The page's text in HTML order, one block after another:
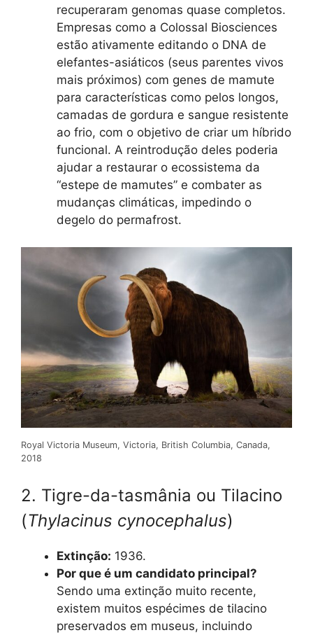
recuperaram genomas quase completos.
Empresas como a Colossal Biosciences
estão ativamente editando o DNA de
elefantes-asiáticos (seus parentes vivos
mais próximos) com genes de mamute
para características como pelos longos,
camadas de gordura e sangue resistente
ao frio, com o objetivo de criar um híbrido
funcional. A reintrodução deles poderia
ajudar a restaurar o ecossistema da
“estepe de mamutes” e combater as
mudanças climáticas, impedindo o
degelo do permafrost.
Royal Victoria Museum, Victoria, British Columbia, Canada,
2018
2. Tigre-da-tasmânia ou Tilacino
(Thylacinus cynocephalus)
Extinção: 1936.
Por que é um candidato principal?
Sendo uma extinção muito recente,
existem muitos espécimes de tilacino
preservados em museus, incluindo